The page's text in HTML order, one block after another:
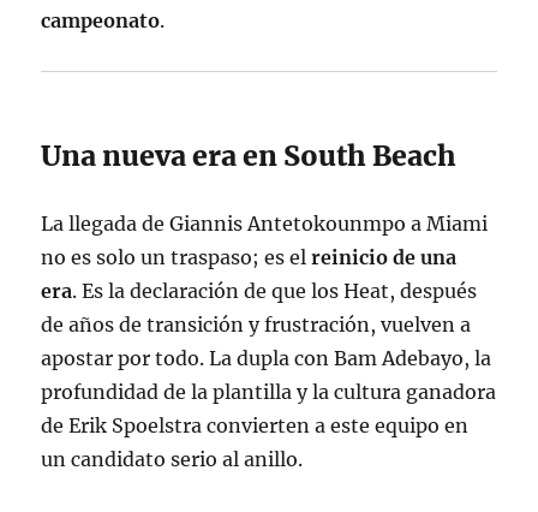
campeonato.
Una nueva era en South Beach
La llegada de Giannis Antetokounmpo a Miami
no es solo un traspaso; es elreinicio de una
era. Es la declaración de que los Heat, después
de años de transición y frustración, vuelven a
apostar por todo. La dupla con Bam Adebayo, la
profundidad de la plantilla y la cultura ganadora
de Erik Spoelstra convierten a este equipo en
un candidato serio al anillo.